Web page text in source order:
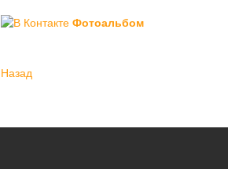
Фотоальбом
Назад